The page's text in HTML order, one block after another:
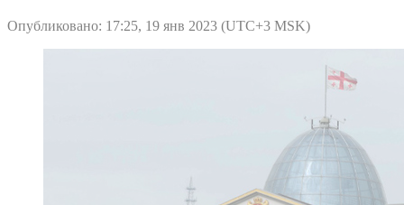
Опубликовано: 17:25, 19 янв 2023 (UTC+3 MSK)